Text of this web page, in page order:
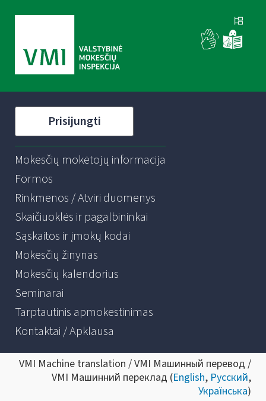
Prisijungti
Mokesčių mokėtojų informacija
Formos
Rinkmenos / Atviri duomenys
Skaičiuoklės ir pagalbininkai
Sąskaitos ir įmokų kodai
Mokesčių žinynas
Mokesčių kalendorius
Seminarai
Tarptautinis apmokestinimas
Kontaktai / Apklausa
VMI Machine translation / VMI Машинный перевод /
VMI Машинний переклад (English, Русский,
Українська)